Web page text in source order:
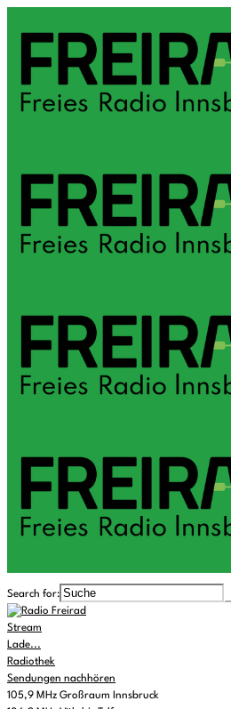
Search for:
Stream
Lade...
Radiothek
Sendungen nachhören
105,9 MHz Großraum Innsbruck